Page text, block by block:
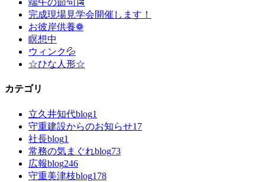
端午の節句🎏
完成現場見学会開催します！
お彼岸供養❁
瞑想中
ウィンク💦
☆ひな人形☆
カテゴリ
立久井知代blog1
守重建設からのお知らせ17
社長blog1
常務の気まぐれblog73
広報blog246
守重美津枝blog178